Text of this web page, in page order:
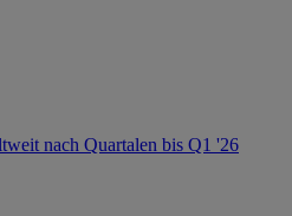
nach Quartalen bis Q1 '26